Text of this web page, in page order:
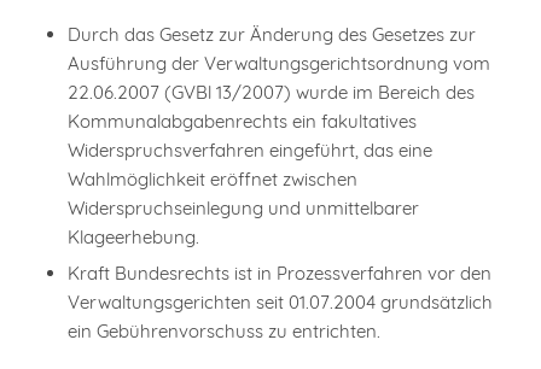
Durch das Gesetz zur Änderung des Gesetzes zur
Ausführung der Verwaltungsgerichtsordnung vom
22.06.2007 (GVBl 13/2007) wurde im Bereich des
Kommunalabgabenrechts ein fakultatives
Widerspruchsverfahren eingeführt, das eine
Wahlmöglichkeit eröffnet zwischen
Widerspruchseinlegung und unmittelbarer
Klageerhebung.
Kraft Bundesrechts ist in Prozessverfahren vor den
Verwaltungsgerichten seit 01.07.2004 grundsätzlich
ein Gebührenvorschuss zu entrichten.